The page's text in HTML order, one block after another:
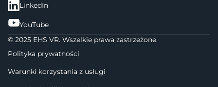
LinkedIn
YouTube
© 2025 EHS VR. Wszelkie prawa zastrzeżone.
Polityka prywatności
Warunki korzystania z usługi